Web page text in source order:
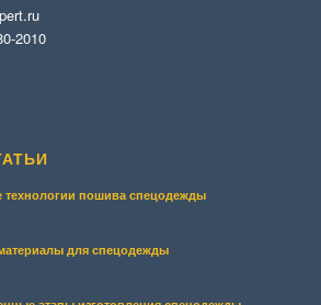
2010
пошива спецодежды
для спецодежды